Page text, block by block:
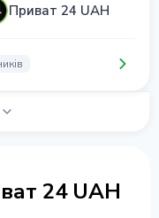
Приват 24 UAH
24 UAH